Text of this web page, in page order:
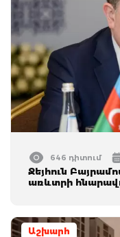
646 դիտում
Ջեյհուն
առևտրի
Աշխարհ